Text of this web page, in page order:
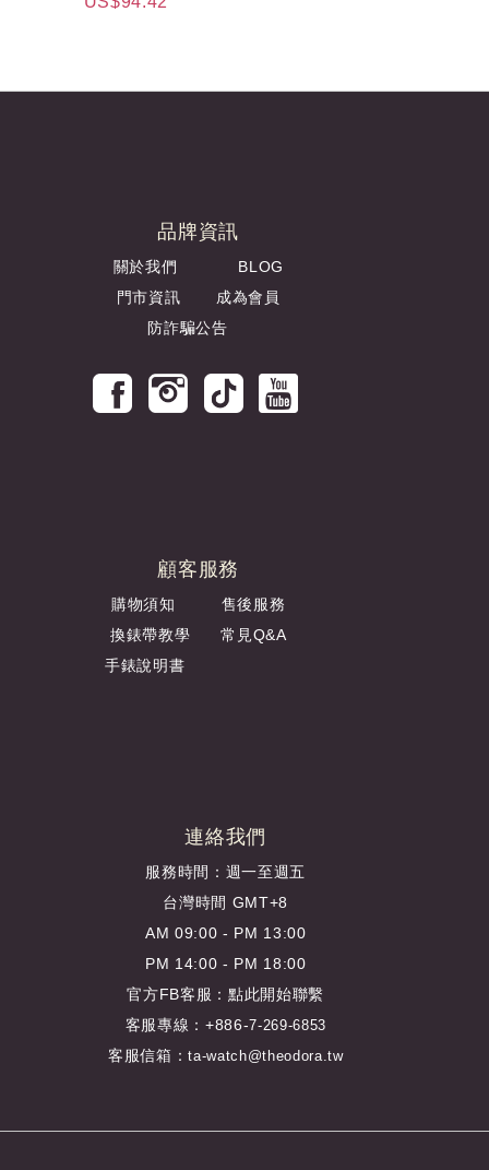
品牌資訊
關於我們
BLOG
門市資訊
成為會員
防詐騙公告
顧客服務
購物須知 售後服務
換錶帶教學常見Q&A
手錶說明書
連絡我們
服務時間：週一至週五
台灣時間 GMT+8
AM 09:00 - PM 13:00
PM 14:00 - PM 18:00
官方FB客服：點此開始聯繫
客服專線：+886-7-269-6853
客服信箱：ta-watch@theodora.tw